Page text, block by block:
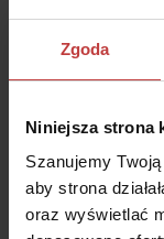
Zgoda
Niniejsza strona
Szanujemy
aby strona
oraz wyświetlać
wykonujemy inne
regularnego
tego miejsca
W praktyce może
atrakcyjnej cenie
zdecydowana